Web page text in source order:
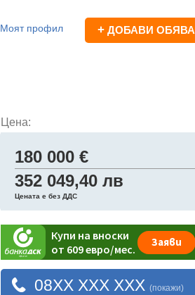
Моят профил + ДОБАВИ ОБЯВА
Цена:
180 000 €
352 049,40 лв
Цената е без ДДС
08XX XXX XXX (покажи)